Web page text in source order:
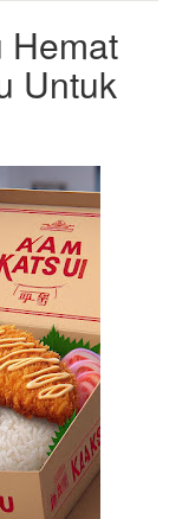
Hemat
Untuk